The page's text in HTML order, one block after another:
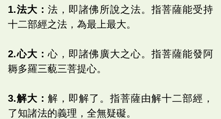
1.法大： 法，即諸佛所說之法。指菩薩能受持
十二部經之法，為最上最大。
2.心大：心，即諸佛廣大之心。指菩薩能發阿
耨多羅三藐三菩提心。
3.解大： 解，即解了。指菩薩由解十二部經，
了知諸法的義理，全無疑礙。